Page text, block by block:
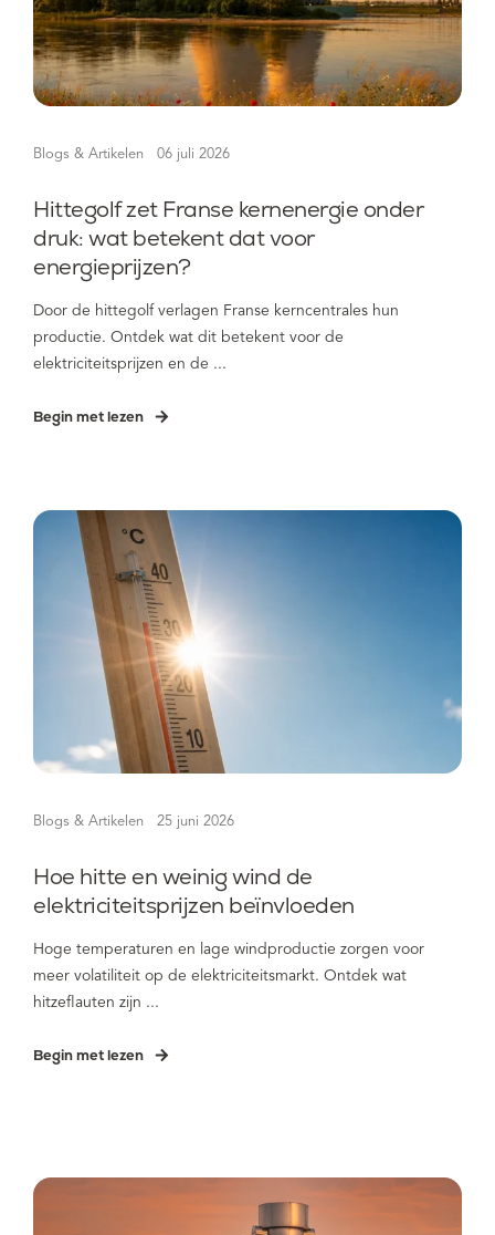
Blogs & Artikelen 06 juli 2026
Hittegolf zet Franse kernenergie onder
druk: wat betekent dat voor
energieprijzen?
Door de hittegolf verlagen Franse kerncentrales hun
productie. Ontdek wat dit betekent voor de
elektriciteitsprijzen en de ...
Begin met lezen
Blogs & Artikelen 25 juni 2026
Hoe hitte en weinig wind de
elektriciteitsprijzen beïnvloeden
Hoge temperaturen en lage windproductie zorgen voor
meer volatiliteit op de elektriciteitsmarkt. Ontdek wat
hitzeflauten zijn ...
Begin met lezen